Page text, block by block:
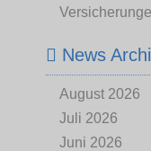
News
August 2026
Juli 2026
Juni 2026